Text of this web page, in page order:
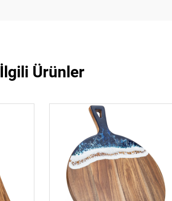
İlgili Ürünler